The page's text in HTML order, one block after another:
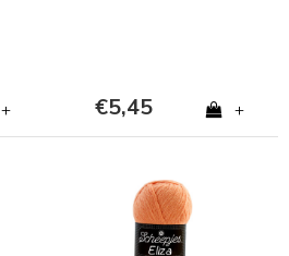
+ €5,45 +